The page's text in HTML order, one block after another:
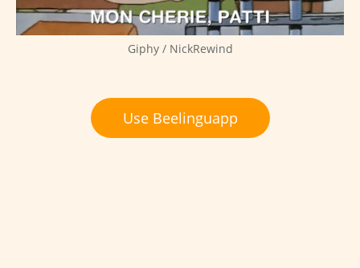
Giphy / NickRewind
Use Beelinguapp